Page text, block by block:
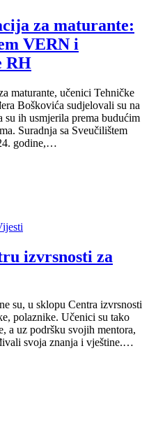
za maturante:
VERN i
RH
maturante, učenici Tehničke
Boškovića sudjelovali su na
su ih usmjerila prema budućim
Suradnja sa Sveučilištem
godine,…
izvrsnosti za
su, u sklopu Centra izvrsnosti
polaznike. Učenici su tako
a uz podršku svojih mentora,
svoja znanja i vještine.…